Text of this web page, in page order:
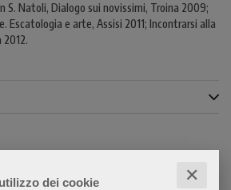
dei cookie ✕
S. Natoli, Dialogo sui novissimi, Troina 2009;
Escatologia e arte, Assisi 2011; Incontrarsi alla
2012.
Condividi